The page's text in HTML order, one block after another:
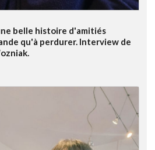
belle histoire d'amitiés
qu'à perdurer. Interview de